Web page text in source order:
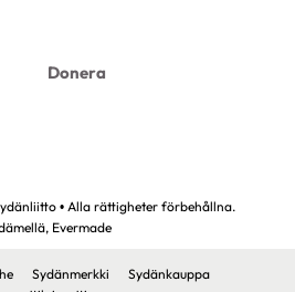
Donera
• Alla rättigheter förbehållna.
Evermade
Sydänmerkki
Sydänkauppa